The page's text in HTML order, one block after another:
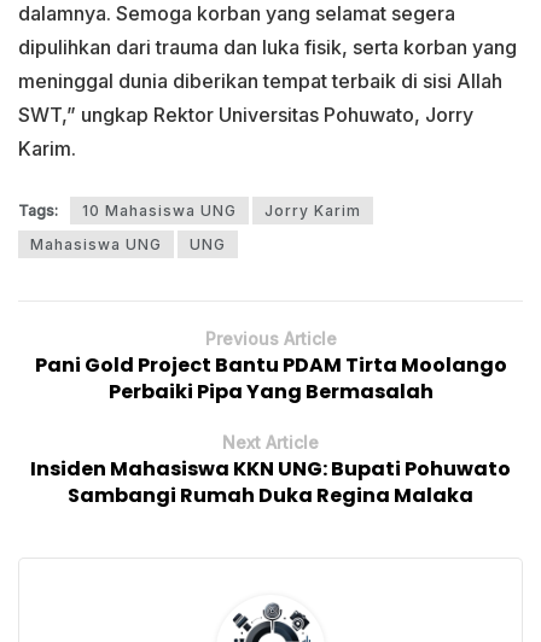
dalamnya. Semoga korban yang selamat segera
dipulihkan dari trauma dan luka fisik, serta korban yang
meninggal dunia diberikan tempat terbaik di sisi Allah
SWT,” ungkap Rektor Universitas Pohuwato, Jorry
Karim.
Tags: 10 Mahasiswa UNG
Jorry Karim
Mahasiswa UNG
UNG
Previous Article
Pani Gold Project Bantu PDAM Tirta Moolango
Perbaiki Pipa Yang Bermasalah
Next Article
Insiden Mahasiswa KKN UNG: Bupati Pohuwato
Sambangi Rumah Duka Regina Malaka